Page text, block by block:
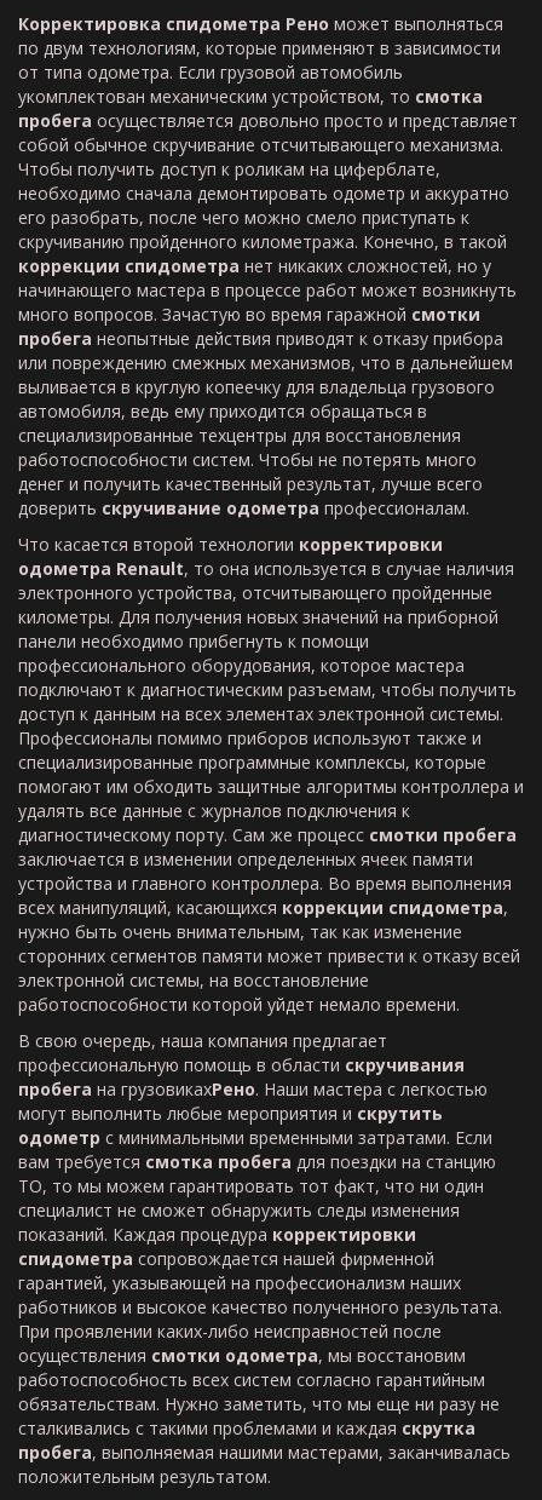
Корректировка спидометра Рено может выполняться
по двум технологиям, которые применяют в зависимости
от типа одометра. Если грузовой автомобиль
укомплектован механическим устройством, то смотка
пробега осуществляется довольно просто и представляет
собой обычное скручивание отсчитывающего механизма.
Чтобы получить доступ к роликам на циферблате,
необходимо сначала демонтировать одометр и аккуратно
его разобрать, после чего можно смело приступать к
скручиванию пройденного километража. Конечно, в такой
коррекции спидометра нет никаких сложностей, но у
начинающего мастера в процессе работ может возникнуть
много вопросов. Зачастую во время гаражной смотки
пробега неопытные действия приводят к отказу прибора
или повреждению смежных механизмов, что в дальнейшем
выливается в круглую копеечку для владельца грузового
автомобиля, ведь ему приходится обращаться в
специализированные техцентры для восстановления
работоспособности систем. Чтобы не потерять много
денег и получить качественный результат, лучше всего
доверить скручивание одометра профессионалам.
Что касается второй технологии корректировки
одометра Renault, то она используется в случае наличия
электронного устройства, отсчитывающего пройденные
километры. Для получения новых значений на приборной
панели необходимо прибегнуть к помощи
профессионального оборудования, которое мастера
подключают к диагностическим разъемам, чтобы получить
доступ к данным на всех элементах электронной системы.
Профессионалы помимо приборов используют также и
специализированные программные комплексы, которые
помогают им обходить защитные алгоритмы контроллера и
удалять все данные с журналов подключения к
диагностическому порту. Сам же процесс смотки пробега
заключается в изменении определенных ячеек памяти
устройства и главного контроллера. Во время выполнения
всех манипуляций, касающихся коррекции спидометра,
нужно быть очень внимательным, так как изменение
сторонних сегментов памяти может привести к отказу всей
электронной системы, на восстановление
работоспособности которой уйдет немало времени.
В свою очередь, наша компания предлагает
профессиональную помощь в области скручивания
пробега на грузовикахРено. Наши мастера с легкостью
могут выполнить любые мероприятия и скрутить
одометр с минимальными временными затратами. Если
вам требуется смотка пробега для поездки на станцию
ТО, то мы можем гарантировать тот факт, что ни один
специалист не сможет обнаружить следы изменения
показаний. Каждая процедура корректировки
спидометра сопровождается нашей фирменной
гарантией, указывающей на профессионализм наших
работников и высокое качество полученного результата.
При проявлении каких-либо неисправностей после
осуществления смотки одометра, мы восстановим
работоспособность всех систем согласно гарантийным
обязательствам. Нужно заметить, что мы еще ни разу не
сталкивались с такими проблемами и каждая скрутка
пробега, выполняемая нашими мастерами, заканчивалась
положительным результатом.